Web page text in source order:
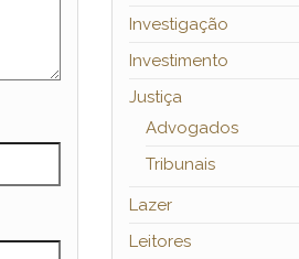
Investigação
Investimento
Justiça
Advogados
Tribunais
Lazer
Leitores